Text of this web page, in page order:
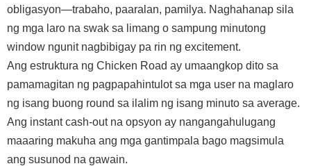
obligasyon—trabaho, paaralan, pamilya. Naghahanap sila
ng mga laro na swak sa limang o sampung minutong
window ngunit nagbibigay pa rin ng excitement.
Ang estruktura ng Chicken Road ay umaangkop dito sa
pamamagitan ng pagpapahintulot sa mga user na maglaro
ng isang buong round sa ilalim ng isang minuto sa average.
Ang instant cash‑out na opsyon ay nangangahulugang
maaaring makuha ang mga gantimpala bago magsimula
ang susunod na gawain.